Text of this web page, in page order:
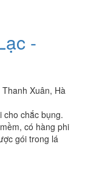
có hàng phi
gói trong lá